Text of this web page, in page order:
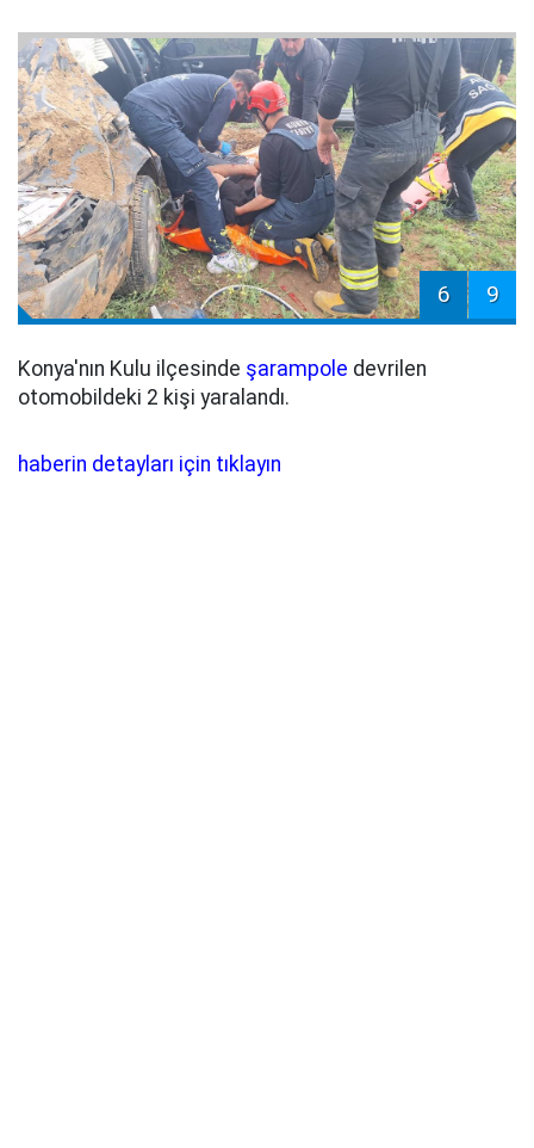
6 9
Konya'nın Kulu ilçesinde şarampole devrilen
otomobildeki 2 kişi yaralandı.
haberin detayları için tıklayın